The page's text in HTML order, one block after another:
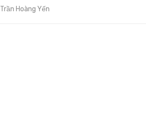
Trần Hoàng Yến